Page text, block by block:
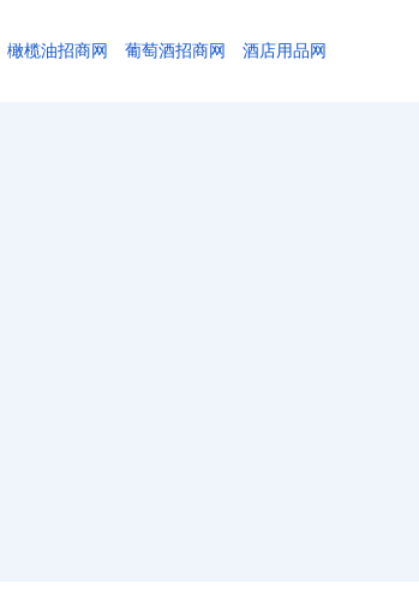
橄榄油招商网 葡萄酒招商网 酒店用品网